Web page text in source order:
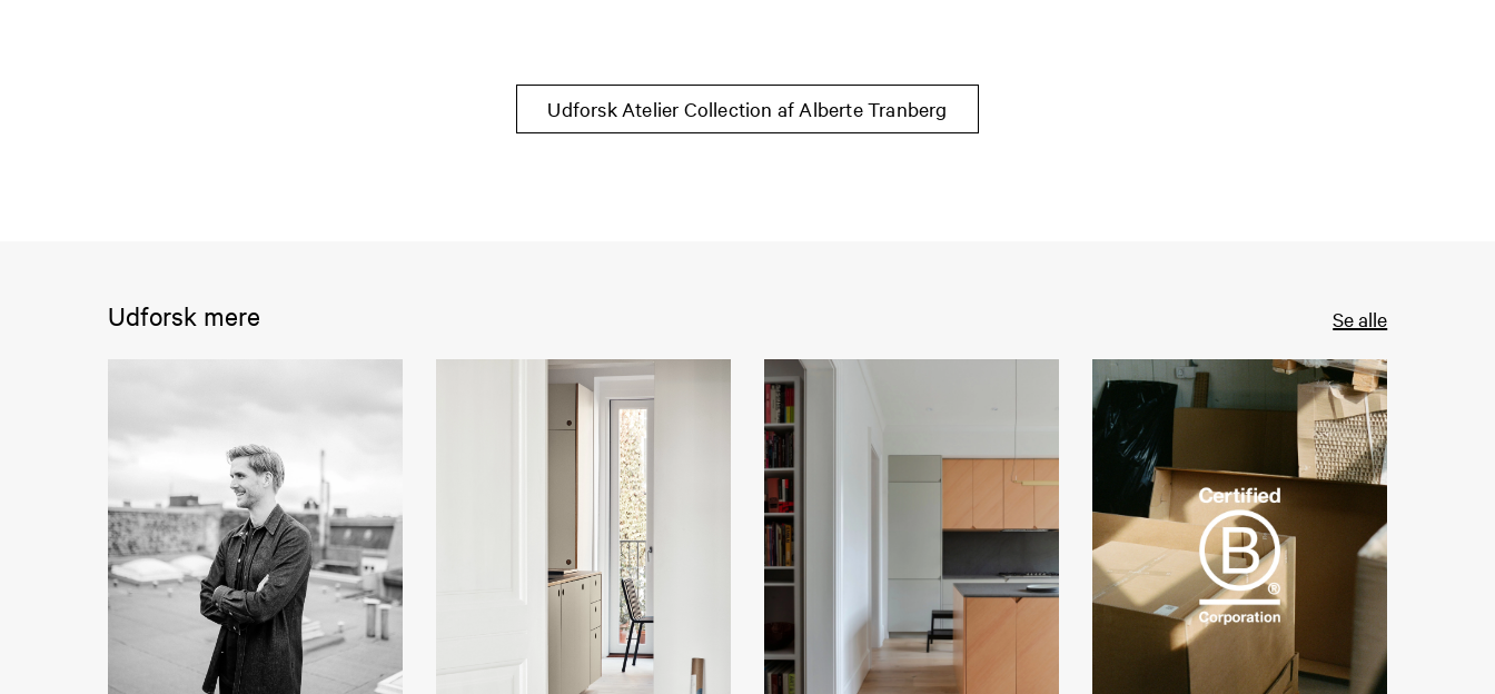
Udforsk Atelier Collection af Alberte Tranberg
Udforsk mere Se alle